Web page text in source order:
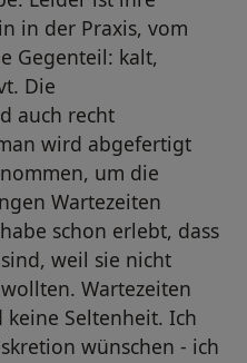
in der Praxis, vom
Gegenteil: kalt,
Die
auch recht
wird abgefertigt
um die
Wartezeiten
schon erlebt, dass
weil sie nicht
Wartezeiten
Seltenheit. Ich
wünschen - ich